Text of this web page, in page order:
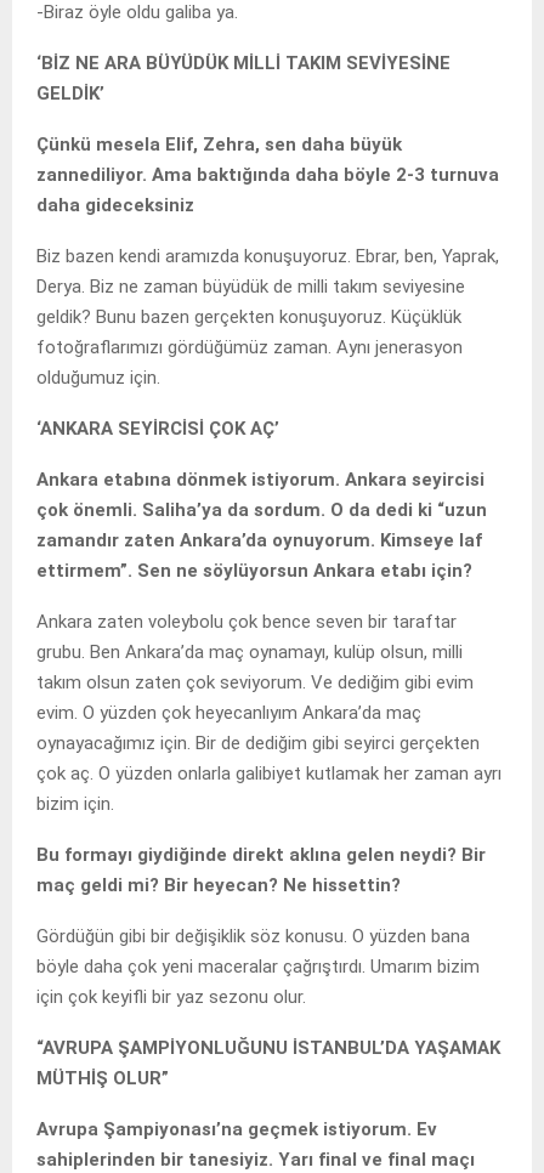
-Biraz öyle oldu galiba ya.
‘BİZ NE ARA BÜYÜDÜK MİLLİ TAKIM SEVİYESİNE
GELDİK’
Çünkü mesela Elif, Zehra, sen daha büyük
zannediliyor. Ama baktığında daha böyle 2-3 turnuva
daha gideceksiniz
Biz bazen kendi aramızda konuşuyoruz. Ebrar, ben, Yaprak,
Derya. Biz ne zaman büyüdük de milli takım seviyesine
geldik? Bunu bazen gerçekten konuşuyoruz. Küçüklük
fotoğraflarımızı gördüğümüz zaman. Aynı jenerasyon
olduğumuz için.
‘ANKARA SEYİRCİSİ ÇOK AÇ’
Ankara etabına dönmek istiyorum. Ankara seyircisi
çok önemli. Saliha’ya da sordum. O da dedi ki “uzun
zamandır zaten Ankara’da oynuyorum. Kimseye laf
ettirmem”. Sen ne söylüyorsun Ankara etabı için?
Ankara zaten voleybolu çok bence seven bir taraftar
grubu. Ben Ankara’da maç oynamayı, kulüp olsun, milli
takım olsun zaten çok seviyorum. Ve dediğim gibi evim
evim. O yüzden çok heyecanlıyım Ankara’da maç
oynayacağımız için. Bir de dediğim gibi seyirci gerçekten
çok aç. O yüzden onlarla galibiyet kutlamak her zaman ayrı
bizim için.
Bu formayı giydiğinde direkt aklına gelen neydi? Bir
maç geldi mi? Bir heyecan? Ne hissettin?
Gördüğün gibi bir değişiklik söz konusu. O yüzden bana
böyle daha çok yeni maceralar çağrıştırdı. Umarım bizim
için çok keyifli bir yaz sezonu olur.
“AVRUPA ŞAMPİYONLUĞUNU İSTANBUL’DA YAŞAMAK
MÜTHİŞ OLUR”
Avrupa Şampiyonası’na geçmek istiyorum. Ev
sahiplerinden bir tanesiyiz. Yarı final ve final maçı